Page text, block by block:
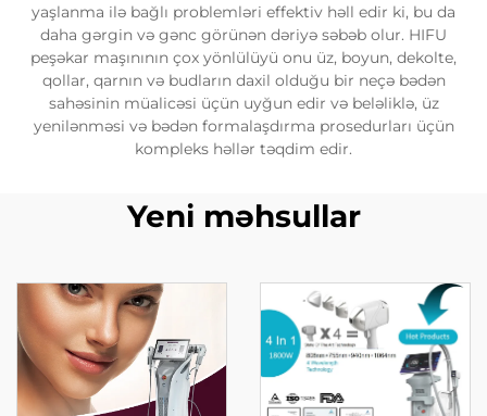
yaşlanma ilə bağlı problemləri effektiv həll edir ki, bu da
daha gərgin və gənc görünən dəriyə səbəb olur. HIFU
peşəkar maşınının çox yönlülüyü onu üz, boyun, dekolte,
qollar, qarnın və budların daxil olduğu bir neçə bədən
sahəsinin müalicəsi üçün uyğun edir və beləliklə, üz
yenilənməsi və bədən formalaşdırma prosedurları üçün
kompleks həllər təqdim edir.
Yeni məhsullar